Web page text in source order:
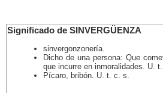
Significado de SINVERGÜENZA
sinvergonzonería.
Dicho de una persona: Que
que incurre en inmoralidades. U.
Pícaro, bribón. U. t. c. s.